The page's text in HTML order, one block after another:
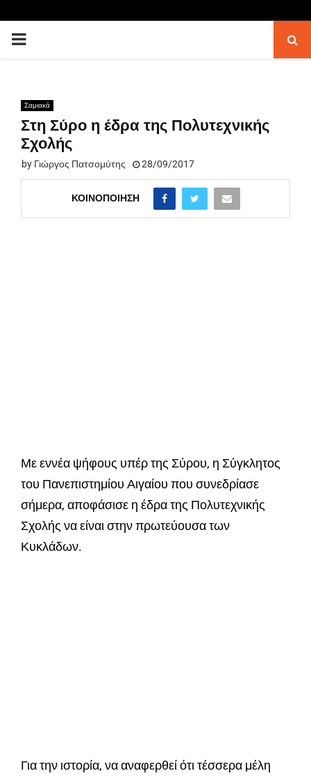
PRIMARY
Σαμιακά
Στη Σύρο η έδρα της Πολυτεχνικής
Σχολής
by Γιώργος Πατσομύτης 28/09/2017
ΚΟΙΝΟΠΟΊΗΣΗ
Με εννέα ψήφους υπέρ της Σύρου, η Σύγκλητος
του Πανεπιστημίου Αιγαίου που συνεδρίασε
σήμερα, αποφάσισε η έδρα της Πολυτεχνικής
Σχολής να είναι στην πρωτεύουσα των
Κυκλάδων.
Για την ιστορία, να αναφερθεί ότι τέσσερα μέλη